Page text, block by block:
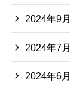
2024年9月
2024年7月
2024年6月